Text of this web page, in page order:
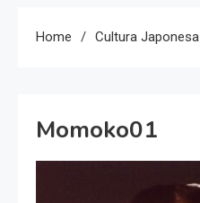
Home Cultura Japonesa
Momoko01